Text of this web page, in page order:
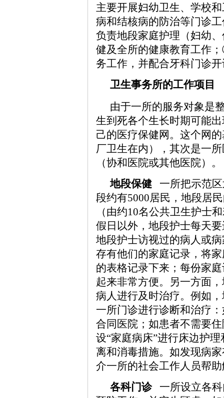
主要开展妇幼卫生、学校
病和结核病的防治等门诊
负责地段家庭护理（妇幼
健及全所的健康教育工作
务工作，并配合牙科门诊
卫生事务所的工作项目
由于一所的服务对象是
生到死各个生长时期可能
己的医疗保健网。这个网
厂卫生在内），其次是一
（协和医院或其他医院）。
地段保健 一所把示范
段约有5000居民，地段居
（由约10名公共卫生护士
假日以外，地段护士每天
地段护士访视过的病人或
存有他们的家庭记录，将
的表格记录下来；每份家
起来非常方便。另一方面
病人进行及时治疗。例如
一所门诊进行诊断和治疗
合同医院；如患者不需要
设“家庭病床”进行床边护
离和消毒措施。如发现病
介一所的社会工作人员帮
各科门诊一所设立各科